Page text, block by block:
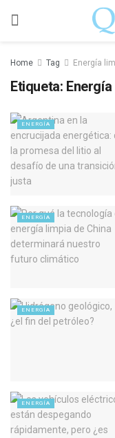
Home Tag Energía
Etiqueta:
ENERGÍA
ENERGÍA
ENERGÍA
ENERGÍA